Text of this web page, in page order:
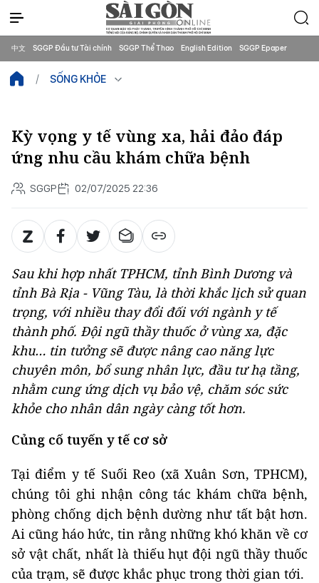
中文 SGGP Đầu tư Tài chính SGGP Thể Thao English Edition SGGP Epaper
SỐNG KHỎE
Kỳ vọng y tế vùng xa, hải đảo đáp
ứng nhu cầu khám chữa bệnh
SGGP 02/07/2025 22:36
Sau khi hợp nhất TPHCM, tỉnh Bình Dương và
tỉnh Bà Rịa - Vũng Tàu, là thời khắc lịch sử quan
trọng, với nhiều thay đổi đối với ngành y tế
thành phố. Đội ngũ thầy thuốc ở vùng xa, đặc
khu… tin tưởng sẽ được nâng cao năng lực
chuyên môn, bổ sung nhân lực, đầu tư hạ tầng,
nhằm cung ứng dịch vụ bảo vệ, chăm sóc sức
khỏe cho nhân dân ngày càng tốt hơn.
Củng cố tuyến y tế cơ sở
Tại điểm y tế Suối Reo (xã Xuân Sơn, TPHCM),
chúng tôi ghi nhận công tác khám chữa bệnh,
phòng chống dịch bệnh dường như tất bật hơn.
Ai cũng háo hức, tin rằng những khó khăn về cơ
sở vật chất, nhất là thiếu hụt đội ngũ thầy thuốc
của trạm, sẽ được khắc phục trong thời gian tới.